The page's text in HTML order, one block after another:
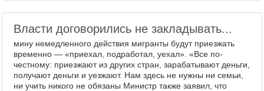
Власти договорились не закладывать...
мину немедленного действия мигранты будут приезжать
временно — «приехал, подработал, уехал». «Все по-
честному: приезжают из других стран, зарабатывают деньги,
получают деньги и уезжают. Нам здесь не нужны ни семьи,
ни учить никого не обязаны Министр также заявил, что